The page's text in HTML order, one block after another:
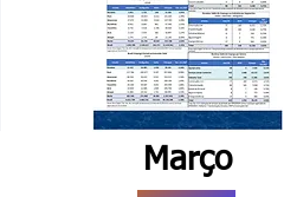
Março